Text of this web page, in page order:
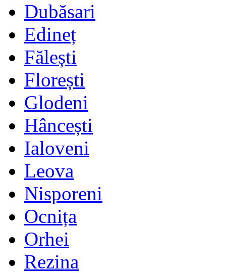
Dubăsari
Edineț
Fălești
Florești
Glodeni
Hâncești
Ialoveni
Leova
Nisporeni
Ocnița
Orhei
Rezina